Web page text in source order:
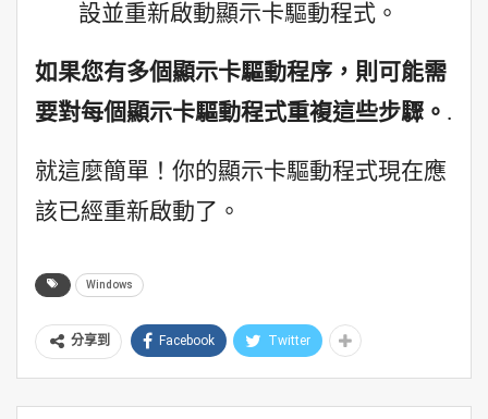
設並重新啟動顯示卡驅動程式。
如果您有多個顯示卡驅動程序，則可能需
要對每個顯示卡驅動程式重複這些步驟。 .
就這麼簡單！你的顯示卡驅動程式現在應
該已經重新啟動了。
Windows
分享到 Facebook Twitter